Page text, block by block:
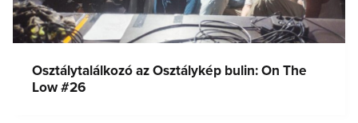
Osztálytalálkozó az Osztálykép bulin: On The
Low #26